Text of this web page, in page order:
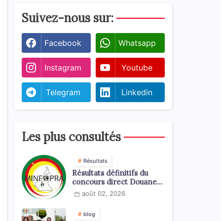
Suivez-nous sur:
Facebook Whatsapp
Instagram Youtube
Telegram Linkedin
Les plus consultés
Résultats
Résultats définitifs du
concours direct Douanes
2026août 02, 2026
blog